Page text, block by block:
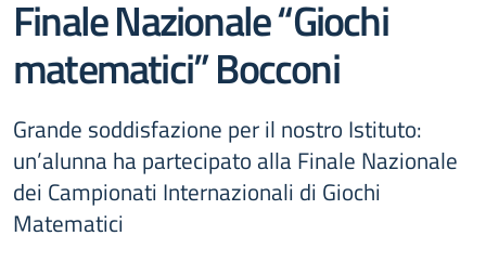
Finale Nazionale “Giochi
matematici” Bocconi
Grande soddisfazione per il nostro Istituto:
un’alunna ha partecipato alla Finale Nazionale
dei Campionati Internazionali di Giochi
Matematici